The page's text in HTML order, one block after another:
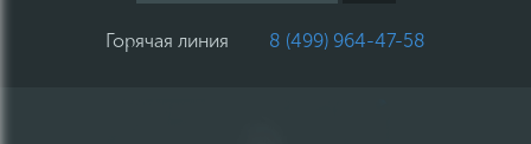
Горячая линия 8 (499) 964-47-58